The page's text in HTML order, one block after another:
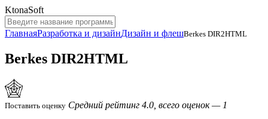
KtonaSoft
ГлавнаяРазработка и дизайнДизайн и флешBerkes DIR2HTML
Berkes DIR2HTML
Поставить оценку Средний рейтинг 4.0, всего оценок — 1